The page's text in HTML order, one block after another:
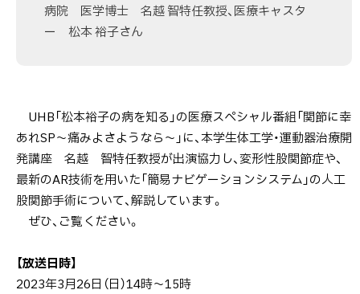
病院 医学博士 名越 智特任教授、医療キャスタ
ー 松本 裕子さん
UHB「松本裕子の病を知る」の医療スペシャル番組「関節に幸
あれSP～痛みよさようなら～」に、本学生体工学・運動器治療開
発講座 名越 智特任教授が出演協力し、変形性股関節症や、
最新のAR技術を用いた「簡易ナビゲーションシステム」の人工
股関節手術について、解説しています。
ぜひ、ご覧ください。
【放送日時】
2023年3月26日（日）14時～15時